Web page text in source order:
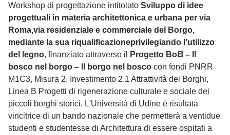
Workshop di progettazione intitolato Sviluppo di idee
progettuali in materia architettonica e urbana per via
Roma,via residenziale e commerciale del Borgo,
mediante la sua riqualificazioneprivilegiando l’utilizzo
del legno, finanziato attraverso il
Progetto BoꞚ – Il
bosco nel borgo – Il borgo nel bosco con fondi PNRR
M1C3, Misura 2, Investimento 2.1 Attrattività dei Borghi,
Linea B Progetti di rigenerazione culturale e sociale dei
piccoli borghi storici. L'Università di Udine è risultata
vincitrice di un bando nazionale che permetterà a ventidue
studenti e studentesse di Architettura di essere ospitati a